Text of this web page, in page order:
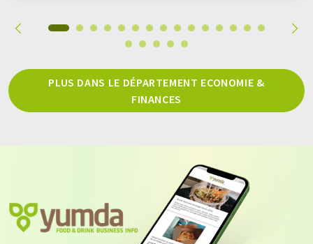
PLUS DANS LE DÉPARTEMENT ECONOMIE &
FINANCES